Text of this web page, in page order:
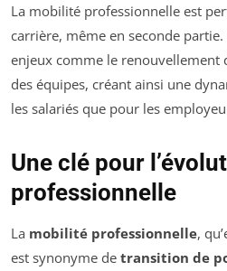
La mobilité professionnelle est
carrière, même en seconde
enjeux comme le renouvellement
des équipes, créant ainsi une
les salariés que pour les
Une clé pour
professionnelle
La mobilité professionnelle,
est synonyme de transition de